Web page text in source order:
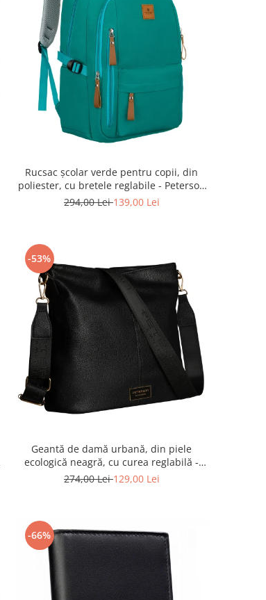
Rucsac școlar verde pentru copii, din
poliester, cu bretele reglabile - Peterson
PTR-PTN BHX-01-9259 Gree
294,00 Lei139,00 Lei
-53%
Geantă de damă urbană, din piele
ecologică neagră, cu curea reglabilă -
Peterson PTR-PTN JK6-06-6642
274,00 Lei129,00 Lei
-66%